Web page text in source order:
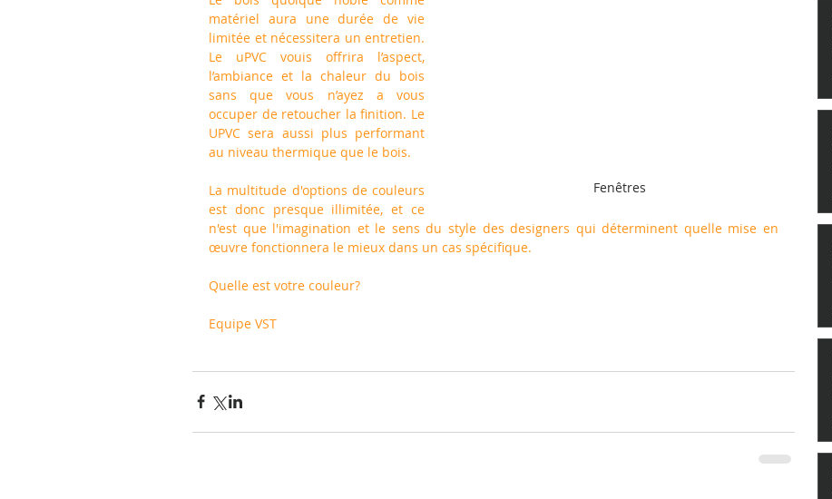
Fenêtres
matériel aura une durée de vie
limitée et nécessitera un entretien.
Le uPVC vouis offrira l’aspect,
l’ambiance et la chaleur du bois
sans que vous n’ayez a vous
occuper de retoucher la finition. Le
UPVC sera aussi plus performant
au niveau thermique que le bois.
La multitude d'options de couleurs
est donc presque illimitée, et ce
n'est que l'imagination et le sens du style des designers qui déterminent quelle mise en
œuvre fonctionnera le mieux dans un cas spécifique.
Quelle est votre couleur?
Equipe VST